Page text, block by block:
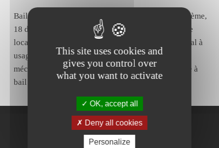
Bail commercial - Droit de préférence. Cass. Civ., 3ème,
18 décembre 2025, n° 24-10767.Source La vente de
locaux loués :- conclue par un propriétaire d'un local à
usage commercial ou artisanal ;- avec un tiers en
méconnaissance du droit de préférence du locataire à
bail commercial,...
This site uses cookies and
gives you control over
what you want to activate
OK, accept all
Deny all cookies
Personalize